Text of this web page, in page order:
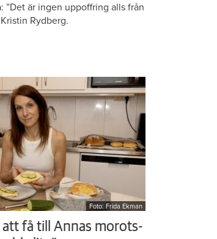
”Det är ingen uppoffring alls från
Rydberg.
Foto: Frida Ekman
att få till Annas morots-